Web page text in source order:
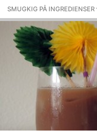
SMUGKIG PÅ INGREDIENSER